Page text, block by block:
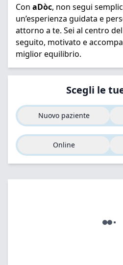
Con aDòc, non segui
un’esperienza guidata e
attorno a te. Sei al centro
seguito, motivato e
miglior equilibrio.
Scegli le
Nuovo paziente
Online